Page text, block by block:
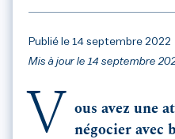
Publié le 14 septembre 2022
Mis à jour le 14 septembre
V
ous avez une
négocier avec